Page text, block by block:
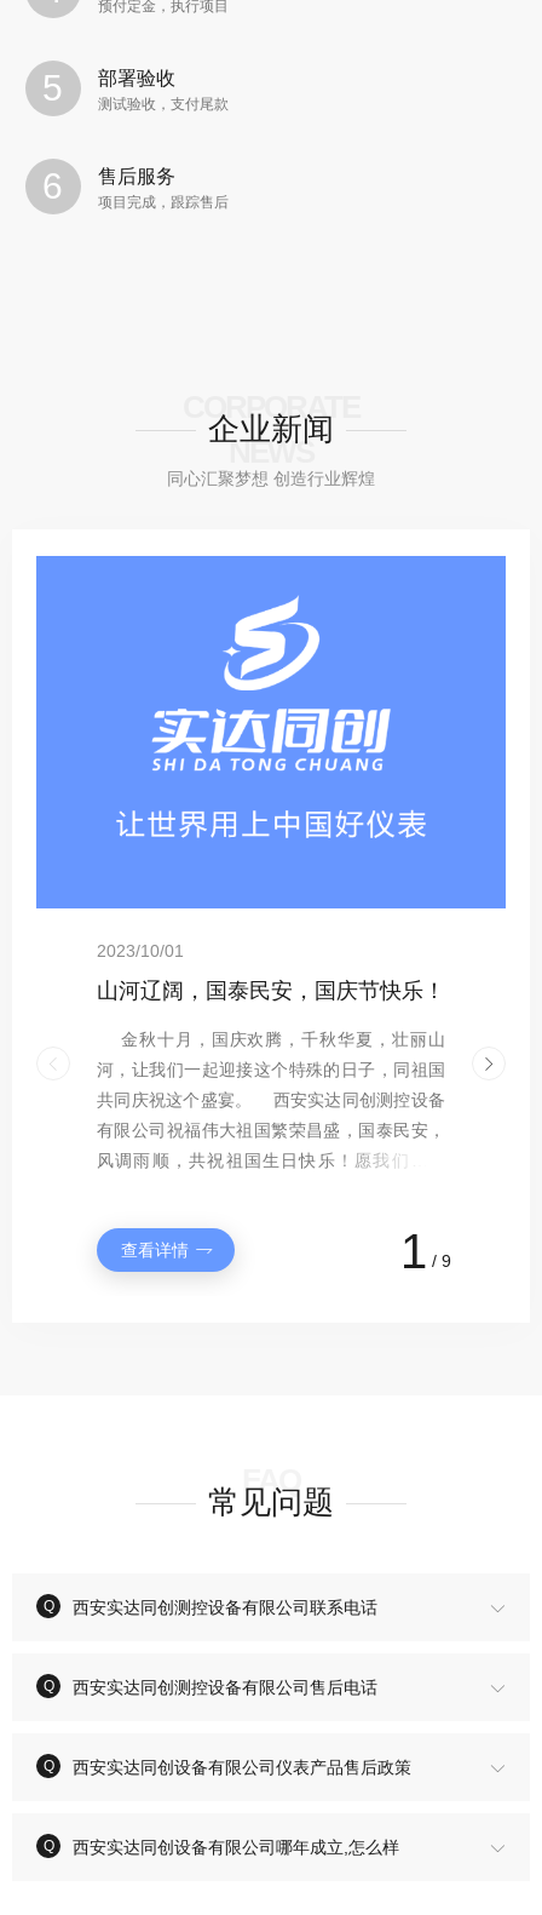
预付定金，执行项目
部署验收
测试验收，支付尾款
售后服务
项目完成，跟踪售后
企业新闻
CORPORATE
NEWS
同心汇聚梦想 创造行业辉煌
1 / 9
2023/10/01
山河辽阔，国泰民安，国庆节快乐！
金秋十月，国庆欢腾，千秋华夏，壮丽山
河，让我们一起迎接这个特殊的日子，同祖国
共同庆祝这个盛宴。 西安实达同创测控设备
有限公司祝福伟大祖国繁荣昌盛，国泰民安，
风调雨顺，共祝祖国生日快乐！愿我们的生
查看详情
2023/01/30
「西安实达同创，开工大吉」齐心聚力奋战新征程
2023年，正月初九，开工大吉！ 征程万里
风正劲，任重千钧更奋发。愿每一位实达同创
员工，在新的一年心怀热爱与梦想，追光前
行。全体实达人定将紧紧围绕“高端化、智能
化、绿色化、服务化、国际化”，以坚定、坚
查看详情
2023/01/14
西安实达同创测控设备有限公司2023春节放假通知
2023年春节即将到来，在这个辞旧迎新、阖
家团圆之际，西安实达同创测控设备有限公司
春节放假时间如下： 放假时间：2023年1月
15日-2023年1月29日 上班时间：2023年1月
30日（正月初九） 回首2022，硕果累累。西
查看详情
2023/01/01
【踔厉奋发,勇毅前行】西安实达同创测控设备有限公司2023元旦贺词
天地春晖近，日月开新元。伴随着冬日里和
煦的阳光，满怀着喜悦的心情，2023年元旦如
约而至。在这辞旧迎新之际，西安实达同创测
控设备有限公司谨向长期关心和支持企业发展
的各级领导、各界朋友，向携手共进、互利共
家在新的一年平安喜乐、阖家...
查看详情
2022/12/01
西安实达同创建设工程有限责任公司简介
西安实达同创建设工程有限责任公司成立于
2020年，多年来，公司坚持不懈抓创新、促管
理、企业规模不断壮大，管理水平不断提高，
经济实力不断增强。 公司秉承人文精神，坚
持“以人为本”的管理理念，大力引进和造就高
查看详情
2022/11/16
阿克塞哈萨克族自治县2022年度冬季供暖启动仪式
随着天气逐渐转冷，阿克塞县集中供热正式
点火温炉，标志着阿克塞县2022年冬季供暖工
作正式启动。 在集中供热公司看到，工作人
员对供热工作仪表检查、供热热源、换热站维
修、锅炉和管网的压力及温度进行数据监控，
查看详情
2021/10/01
逢祖国华诞，祝繁荣昌盛
不忘初心，牢记使命，峥嵘72载，与国同
梦。我爱你，中国！我们生在红旗下，长在春
风里，目光所致皆为华夏，五星闪耀皆为信
仰。祝福伟大的祖国繁荣昌盛！...
查看详情
2021/07/04
凝心聚力,奋勇前行——实达同创夏日团建之旅
随着夏天的到来，天气越来越热，长期疲于
工作的我们难免会心情烦躁，为了让大家释放
工作压力，也为了加强公司团队凝聚力、丰富
大家的文化生活，公司定于2021年7月3日（周
六）-7月4日（周日）组织一场户外团建活动，
查看详情
2021/04/22
西安实达同创参展西安供热供暖暨绿色建筑装饰展览会
“绿色供暖 智能生活 丝路机遇”，2021年4月
22日-24日，第26届西安供热供暖暨绿色建筑
装饰展览会在西安国际会展中心盛大开幕。展
会为期三天，汇聚来自16个国家和地区的700
多家中外企业，总观众达近50000人次，实达
查看详情
常见问题
FAQ
西安实达同创测控设备有限公司联系电话
西安实达同创测控设备有限公司售后电话
西安实达同创设备有限公司仪表产品售后政策
西安实达同创设备有限公司哪年成立,怎么样